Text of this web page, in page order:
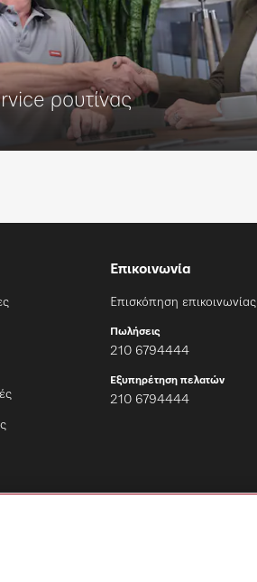
ρουτίνας
Επικοινωνία
Επισκόπηση επικοινωνίας
Πωλήσεις
210 6794444
Εξυπηρέτηση πελατών
210 6794444